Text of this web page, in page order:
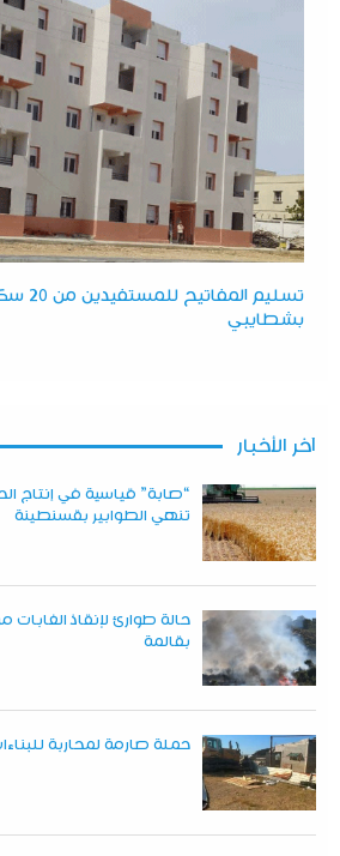
تسليم
بشطايبي
آخر الأخبار
تنهي الطوابير بقسنطينة
حالة طوارئ لإنقاذ الغابات
بقالمة
حملة صارمة لمحاربة